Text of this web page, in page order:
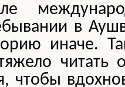
в
иначе.
читать
чтобы